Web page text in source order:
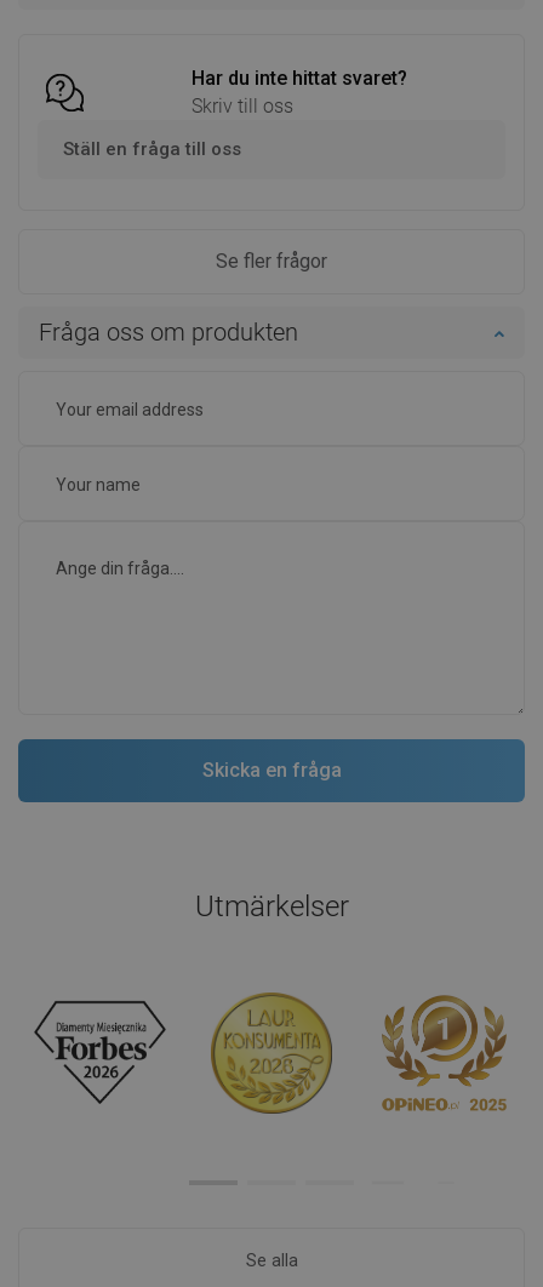
Har du inte hittat svaret?
Skriv till oss
Ställ en fråga till oss
Se fler frågor
Fråga oss om produkten
Utmärkelser
Se alla